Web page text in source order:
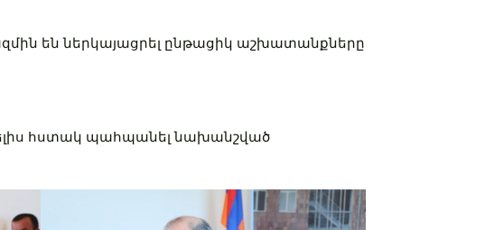
են ներկայացրել ընթացիկ աշխատանքները
հստակ պահպանել նախանշված